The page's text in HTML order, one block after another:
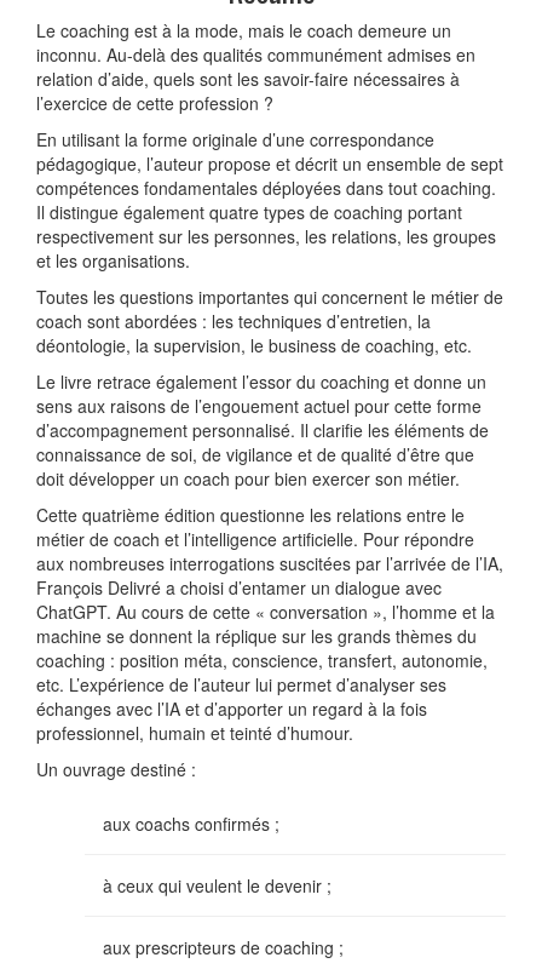
Le coaching est à la mode, mais le coach demeure un
inconnu. Au-delà des qualités communément admises en
relation d’aide, quels sont les savoir-faire nécessaires à
l’exercice de cette profession ?
En utilisant la forme originale d’une correspondance
pédagogique, l’auteur propose et décrit un ensemble de sept
compétences fondamentales déployées dans tout coaching.
Il distingue également quatre types de coaching portant
respectivement sur les personnes, les relations, les groupes
et les organisations.
Toutes les questions importantes qui concernent le métier de
coach sont abordées : les techniques d’entretien, la
déontologie, la supervision, le business de coaching, etc.
Le livre retrace également l’essor du coaching et donne un
sens aux raisons de l’engouement actuel pour cette forme
d’accompagnement personnalisé. Il clarifie les éléments de
connaissance de soi, de vigilance et de qualité d’être que
doit développer un coach pour bien exercer son métier.
Cette quatrième édition questionne les relations entre le
métier de coach et l’intelligence artificielle. Pour répondre
aux nombreuses interrogations suscitées par l’arrivée de l’IA,
François Delivré a choisi d’entamer un dialogue avec
ChatGPT. Au cours de cette « conversation », l’homme et la
machine se donnent la réplique sur les grands thèmes du
coaching : position méta, conscience, transfert, autonomie,
etc. L’expérience de l’auteur lui permet d’analyser ses
échanges avec l’IA et d’apporter un regard à la fois
professionnel, humain et teinté d’humour.
Un ouvrage destiné :
aux coachs confirmés ;
à ceux qui veulent le devenir ;
aux prescripteurs de coaching ;